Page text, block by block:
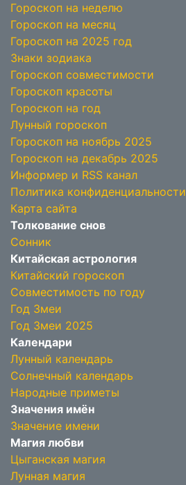
Гороскоп на неделю
Гороскоп на месяц
Гороскоп на 2025 год
Знаки зодиака
Гороскоп совместимости
Гороскоп красоты
Гороскоп на год
Лунный гороскоп
Гороскоп на ноябрь 2025
Гороскоп на декабрь 2025
Информер и RSS канал
Политика конфиденциальности
Карта сайта
Толкование снов
Сонник
Китайская астрология
Китайский гороскоп
Совместимость по году
Год Змеи
Год Змеи 2025
Календари
Лунный календарь
Солнечный календарь
Народные приметы
Значения имён
Значение имени
Магия любви
Цыганская магия
Лунная магия